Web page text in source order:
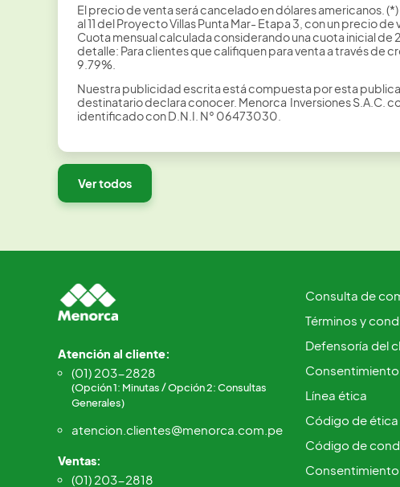
El precio de venta será cancelado en dólares americanos.
al 11 del Proyecto Villas Punta Mar- Etapa 3, con un precio
Cuota mensual calculada considerando una cuota inicial
detalle: Para clientes que califiquen para venta a través de
9.79%.
Nuestra publicidad escrita está compuesta por esta
destinatario declara conocer. Menorca Inversiones S.A.C.
identificado con D.N.I. N° 06473030.
Ver todos
Atención al cliente:
(01) 203-2828
(Opción 1: Minutas / Opción 2: Consultas
Generales)
atencion.clientes@menorca.com.pe
Ventas:
(01) 203-2818
Consulta de
Términos y
Defensoría del
Línea ética
Código de ética
Código de